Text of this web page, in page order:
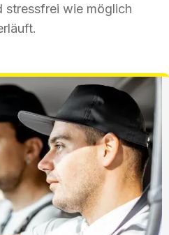
stressfrei wie möglich